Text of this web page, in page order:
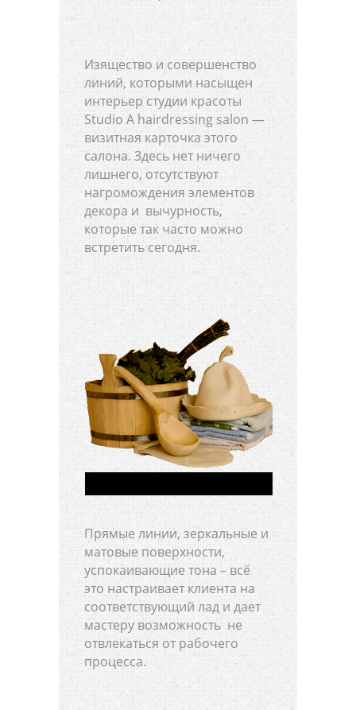
Изящество и совершенство
линий, которыми насыщен
интерьер студии красоты
Studio A hairdressing salon —
визитная карточка этого
салона. Здесь нет ничего
лишнего, отсутствуют
нагромождения элементов
декора и вычурность,
которые так часто можно
встретить сегодня.
Прямые линии, зеркальные и
матовые поверхности,
успокаивающие тона – всё
это настраивает клиента на
соответствующий лад и дает
мастеру возможность не
отвлекаться от рабочего
процесса.